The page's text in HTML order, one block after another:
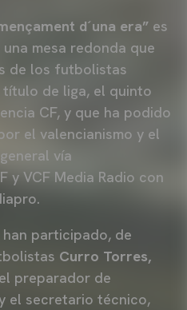
d´una era” es
mesa redonda que
de los futbolistas
de liga, el quinto
CF, y que ha podido
el valencianismo y el
vía
y VCF Media Radio con
participado, de
Curro Torres,
preparador de
el secretario técnico,